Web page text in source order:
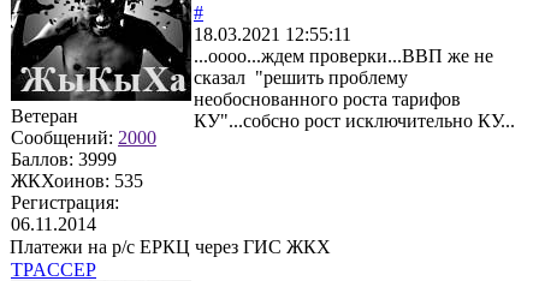
Ветеран
Сообщений: 2000
Баллов: 3999
ЖКХоинов: 535
Регистрация:
06.11.2014
#
18.03.2021 12:55:11
...оооо...ждем проверки...ВВП же не
сказал "решить проблему
необоснованного роста тарифов
КУ"...собсно рост исключительно КУ...
Платежи на р/с ЕРКЦ через ГИС ЖКХ
TPACCEP